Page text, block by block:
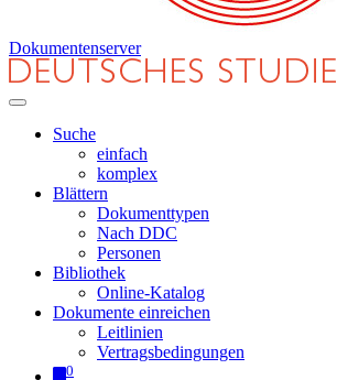
Dokumentenserver
Suche
einfach
komplex
Blättern
Dokumenttypen
Nach DDC
Personen
Bibliothek
Online-Katalog
Dokumente einreichen
Leitlinien
Vertragsbedingungen
0